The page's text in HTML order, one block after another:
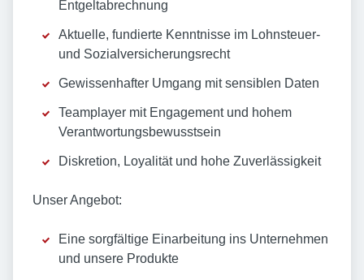
Entgeltabrechnung
Aktuelle, fundierte Kenntnisse im Lohnsteuer-
und Sozialversicherungsrecht
Gewissenhafter Umgang mit sensiblen Daten
Teamplayer mit Engagement und hohem
Verantwortungsbewusstsein
Diskretion, Loyalität und hohe Zuverlässigkeit
Unser Angebot:
Eine sorgfältige Einarbeitung ins Unternehmen
und unsere Produkte